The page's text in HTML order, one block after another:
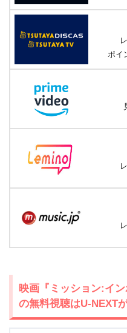
ポイ
映画『ミッション:イ
の無料視聴はU-NEXT